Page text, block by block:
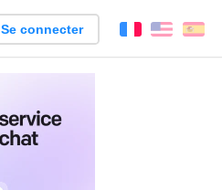
Se connecter FrançaisEnglish